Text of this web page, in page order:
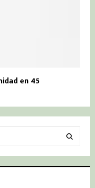
en 45
S